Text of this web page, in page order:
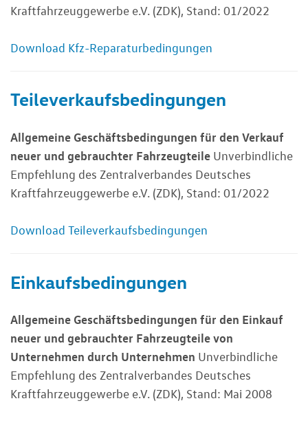
Kraftfahrzeuggewerbe e.V. (ZDK), Stand: 01/2022
Download Kfz-Reparaturbedingungen
Teileverkaufsbedingungen
Allgemeine Geschäftsbedingungen für den Verkauf
neuer und gebrauchter Fahrzeugteile Unverbindliche
Empfehlung des Zentralverbandes Deutsches
Kraftfahrzeuggewerbe e.V. (ZDK), Stand: 01/2022
Download Teileverkaufsbedingungen
Einkaufsbedingungen
Allgemeine Geschäftsbedingungen für den Einkauf
neuer und gebrauchter Fahrzeugteile von
Unternehmen durch Unternehmen Unverbindliche
Empfehlung des Zentralverbandes Deutsches
Kraftfahrzeuggewerbe e.V. (ZDK), Stand: Mai 2008